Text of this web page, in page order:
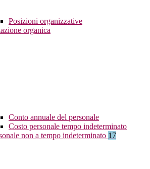
Posizioni organizzative
organica
Conto annuale del personale
Costo personale tempo indeterminato
non a tempo indeterminato 17